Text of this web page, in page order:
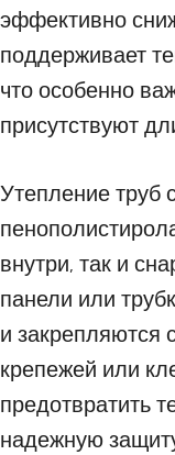
эффективно
поддерживает
что особенно
присутствуют
Утепление труб
внутри, так и
панели или
и
крепежей или
предотвратить
надежную